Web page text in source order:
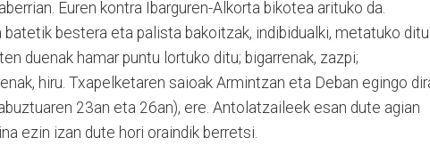
Euren kontra Ibarguren-Alkorta bikotea arituko da.
batetik bestera eta palista bakoitzak, indibidualki, metatuko ditu
duenak hamar puntu lortuko ditu; bigarrenak, zazpi;
hiru. Txapelketaren saioak Armintzan eta Deban egingo
23an eta 26an), ere. Antolatzaileek esan dute agian
ezin izan dute hori oraindik berretsi.